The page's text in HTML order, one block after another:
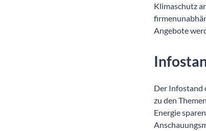
Klimaschutz
Angebote
Der Infostand
zu den
Energie